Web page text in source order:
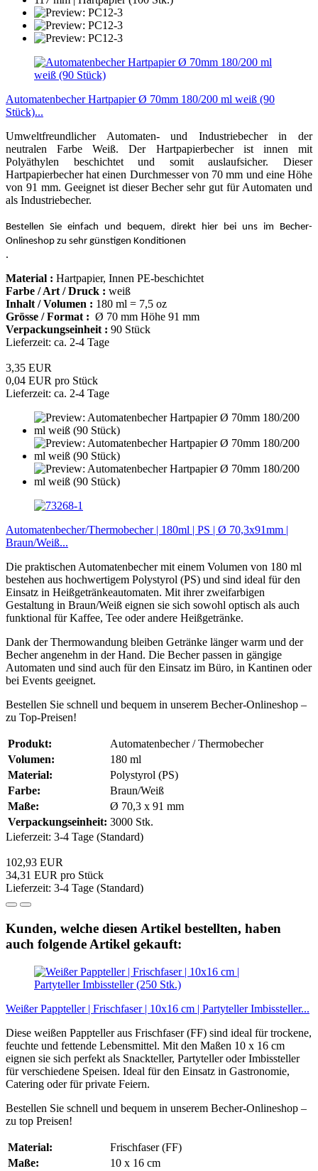
Automatenbecher Hartpapier Ø 70mm 180/200 ml weiß (90
Stück)...
Umweltfreundlicher Automaten- und Industriebecher in der
neutralen Farbe Weiß. Der Hartpapierbecher ist innen mit
Polyäthylen beschichtet und somit auslaufsicher. Dieser
Hartpapierbecher hat einen Durchmesser von 70 mm und eine Höhe
von 91 mm. Geeignet ist dieser Becher sehr gut für Automaten und
als Industriebecher.
Bestellen Sie einfach und bequem, direkt hier bei uns im Becher-
Onlineshop zu sehr günstigen Konditionen
.
Material : Hartpapier, Innen PE-beschichtet
Farbe / Art / Druck : weiß
Inhalt / Volumen : 180 ml = 7,5 oz
Grösse / Format : Ø 70 mm Höhe 91 mm
Verpackungseinheit : 90 Stück
Lieferzeit: ca. 2-4 Tage
3,35 EUR
0,04 EUR pro Stück
Lieferzeit: ca. 2-4 Tage
Automatenbecher/Thermobecher | 180ml | PS | Ø 70,3x91mm |
Braun/Weiß...
Die praktischen Automatenbecher mit einem Volumen von 180 ml
bestehen aus hochwertigem Polystyrol (PS) und sind ideal für den
Einsatz in Heißgetränkeautomaten. Mit ihrer zweifarbigen
Gestaltung in Braun/Weiß eignen sie sich sowohl optisch als auch
funktional für Kaffee, Tee oder andere Heißgetränke.
Dank der Thermowandung bleiben Getränke länger warm und der
Becher angenehm in der Hand. Die Becher passen in gängige
Automaten und sind auch für den Einsatz im Büro, in Kantinen oder
bei Events geeignet.
Bestellen Sie schnell und bequem in unserem Becher-Onlineshop –
zu Top-Preisen!
Produkt:
Automatenbecher / Thermobecher
Volumen:
180 ml
Material:
Polystyrol (PS)
Farbe:
Braun/Weiß
Maße:
Ø 70,3 x 91 mm
Verpackungseinheit: 3000 Stk.
Lieferzeit: 3-4 Tage (Standard)
102,93 EUR
34,31 EUR pro Stück
Lieferzeit: 3-4 Tage (Standard)
Kunden, welche diesen Artikel bestellten, haben
auch folgende Artikel gekauft:
Weißer Pappteller | Frischfaser | 10x16 cm | Partyteller Imbissteller...
Diese weißen Pappteller aus Frischfaser (FF) sind ideal für trockene,
feuchte und fettende Lebensmittel. Mit den Maßen 10 x 16 cm
eignen sie sich perfekt als Snackteller, Partyteller oder Imbissteller
für verschiedene Speisen. Ideal für den Einsatz in Gastronomie,
Catering oder für private Feiern.
Bestellen Sie schnell und bequem in unserem Becher-Onlineshop –
zu top Preisen!
Material:
Frischfaser (FF)
Maße:
10 x 16 cm